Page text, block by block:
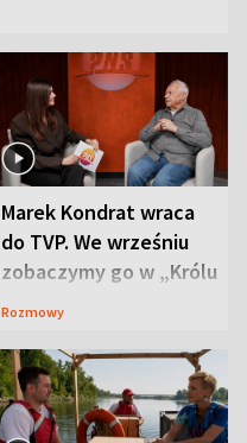
Marek Kondrat wraca
do TVP. We wrześniu
zobaczymy go w „Królu
Maciusiu I”
Rozmowy